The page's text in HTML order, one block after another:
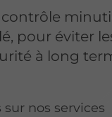
pour éviter
à long
nos services